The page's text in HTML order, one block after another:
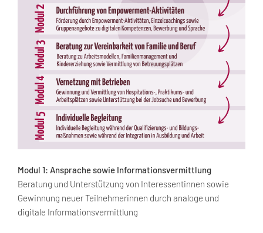
Modul 1: Ansprache sowie Informationsvermittlung
Beratung und Unterstützung von Interessentinnen sowie
Gewinnung neuer Teilnehmerinnen durch analoge und
digitale Informationsvermittlung